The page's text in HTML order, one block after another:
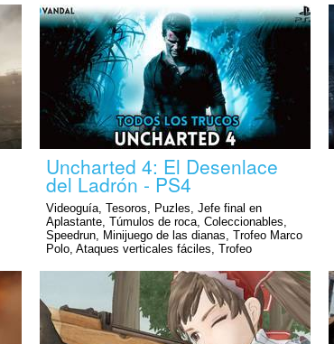
Uncharted 4: El Desenlace
del Ladrón - PS4
Videoguía, Tesoros, Puzles, Jefe final en
Aplastante, Túmulos de roca, Coleccionables,
Speedrun, Minijuego de las dianas, Trofeo Marco
Polo, Ataques verticales fáciles, Trofeo
Trofeo Run the table, Trofeo Fantasma en el
cementerio, Diez disparos a la cabeza desde la
cuerda, Trofeo Rushing Roulette, 10 en 60
segundos (China Lake GL), Trofeo Hitting a Brick
Wall, Reliquias extrañas, Matar enemigos con